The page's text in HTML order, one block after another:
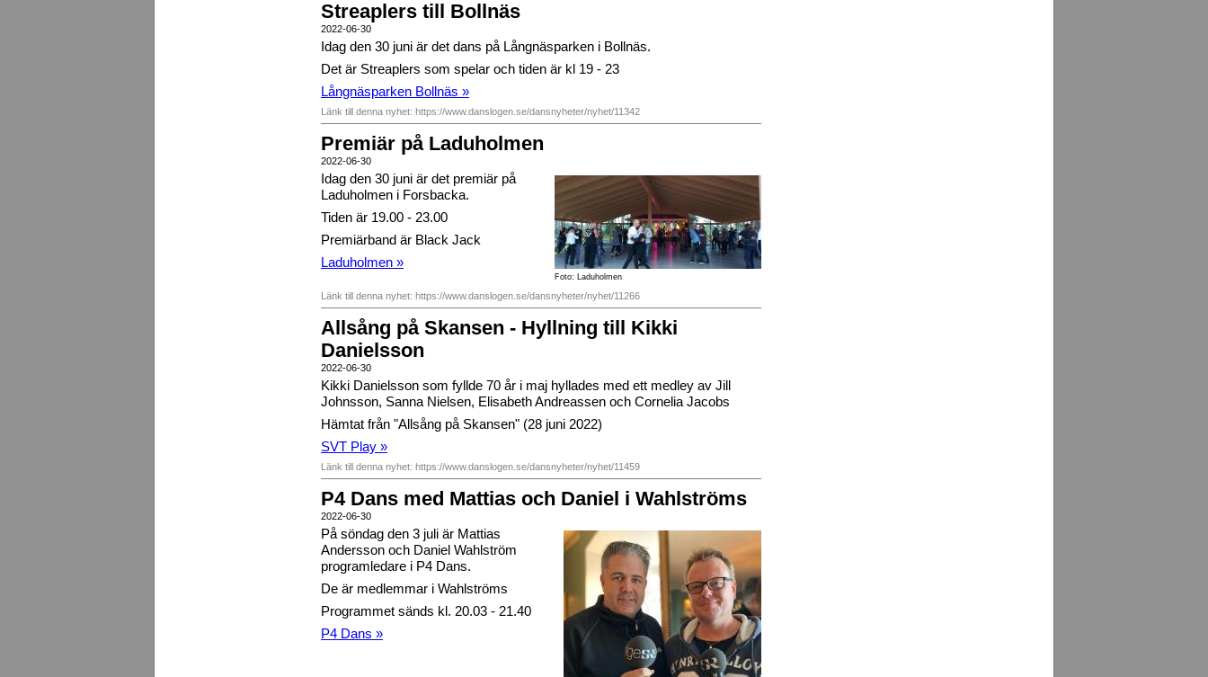
Streaplers till Bollnäs
2022-06-30
Idag den 30 juni är det dans på Långnäsparken i Bollnäs.
Det är Streaplers som spelar och tiden är kl 19 - 23
Långnäsparken Bollnäs »
Länk till denna nyhet: https://www.danslogen.se/dansnyheter/nyhet/11342
Premiär på Laduholmen
2022-06-30
Foto: Laduholmen
Idag den 30 juni är det premiär på
Laduholmen i Forsbacka.
Tiden är 19.00 - 23.00
Premiärband är Black Jack
Laduholmen »
Länk till denna nyhet: https://www.danslogen.se/dansnyheter/nyhet/11266
Allsång på Skansen - Hyllning till Kikki
Danielsson
2022-06-30
Kikki Danielsson som fyllde 70 år i maj hyllades med ett medley av Jill
Johnsson, Sanna Nielsen, Elisabeth Andreassen och Cornelia Jacobs
Hämtat från "Allsång på Skansen" (28 juni 2022)
SVT Play »
Länk till denna nyhet: https://www.danslogen.se/dansnyheter/nyhet/11459
P4 Dans med Mattias och Daniel i Wahlströms
2022-06-30
På söndag den 3 juli är Mattias
Andersson och Daniel Wahlström
programledare i P4 Dans.
De är medlemmar i Wahlströms
Programmet sänds kl. 20.03 - 21.40
P4 Dans »